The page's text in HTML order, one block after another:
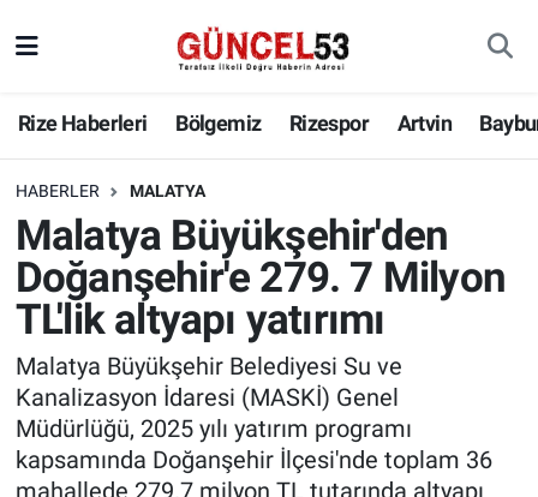
Rize Haberleri Bölgemiz Rizespor Artvin
HABERLER MALATYA
Malatya Büyükşehir'den
Doğanşehir'e 279. 7 Milyon
TL'lik altyapı yatırımı
Malatya Büyükşehir Belediyesi Su ve
Kanalizasyon İdaresi (MASKİ) Genel
Müdürlüğü, 2025 yılı yatırım programı
kapsamında Doğanşehir İlçesi'nde toplam 36